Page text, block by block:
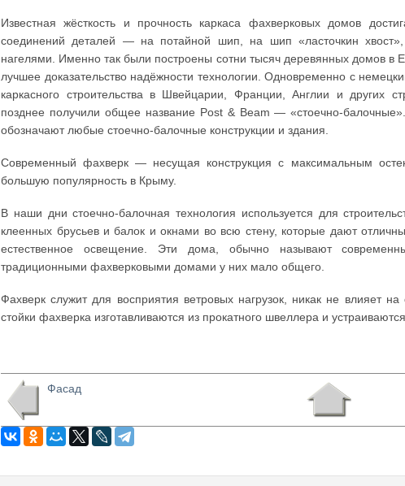
Известная жёсткость и прочность каркаса фахверковых домов
соединений деталей — на потайной шип, на шип «ласточкин
нагелями. Именно так были построены сотни тысяч деревянных домов в
лучшее доказательство надёжности технологии. Одновременно с
каркасного строительства в Швейцарии, Франции, Англии и других
позднее получили общее название Post & Beam — «стоечно-
обозначают любые стоечно-балочные конструкции и здания.
Современный фахверк — несущая конструкция с максимальным
большую популярность в Крыму.
В наши дни стоечно-балочная технология используется для
клеенных брусьев и балок и окнами во всю стену, которые дают
естественное освещение. Эти дома, обычно называют
традиционными фахверковыми домами у них мало общего.
Фахверк служит для восприятия ветровых нагрузок, никак не влияет
стойки фахверка изготавливаются из прокатного швеллера и
Фасад